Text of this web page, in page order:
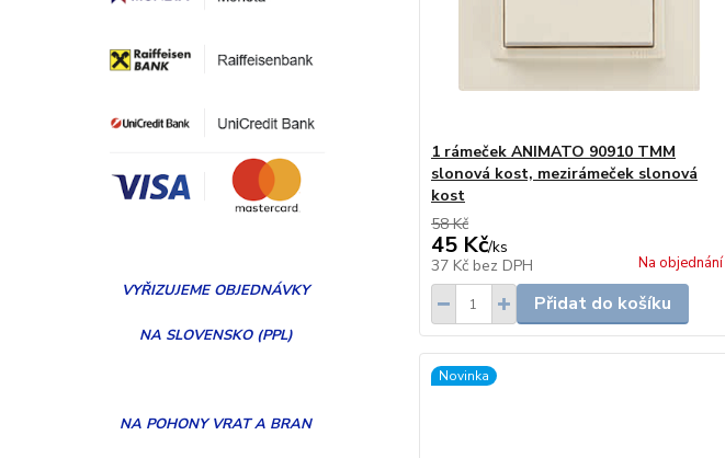
VYŘIZUJEMEOBJEDNÁVKY
NA SLOVENSKO (PPL)
NA POHONY VRAT A BRAN
1 rámeček ANIMATO 90910 TMM
slonová kost, mezirámeček slonová
kost
58 Kč
45 Kč/ks
37 Kč bez DPH Na objednání
Přidat do košíku
Novinka